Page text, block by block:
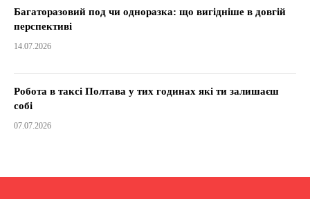
Багаторазовий под чи одноразка: що вигідніше в довгій
перспективі
14.07.2026
Робота в таксі Полтава у тих годинах які ти залишаєш
собі
07.07.2026